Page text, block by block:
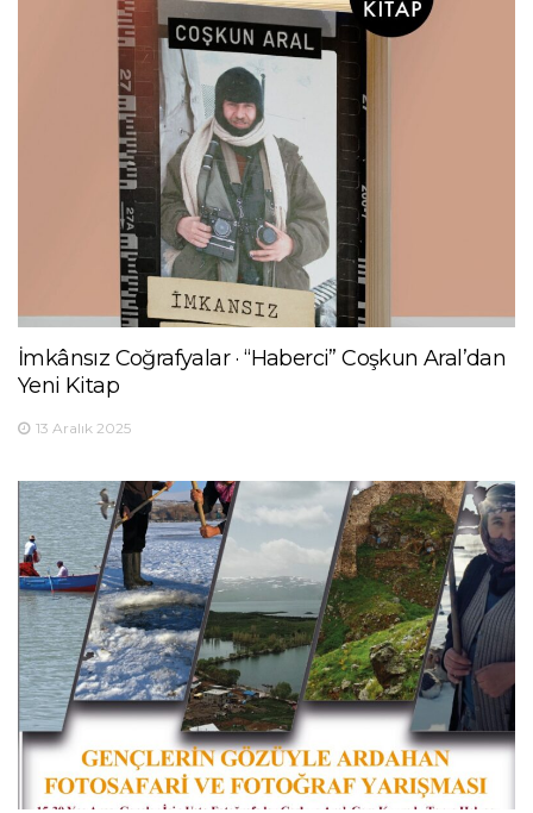
İmkânsız Coğrafyalar · “Haberci” Coşkun Aral’dan
Yeni Kitap
13 Aralık 2025